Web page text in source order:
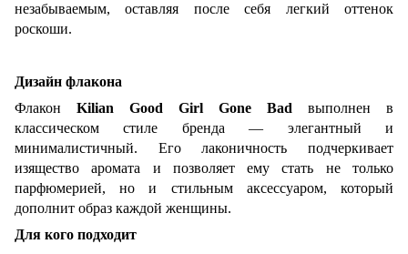
незабываемым, оставляя после себя легкий оттенок
роскоши.
Дизайн флакона
Флакон Kilian Good Girl Gone Bad выполнен в
классическом стиле бренда — элегантный и
минималистичный. Его лаконичность подчеркивает
изящество аромата и позволяет ему стать не только
парфюмерией, но и стильным аксессуаром, который
дополнит образ каждой женщины.
Для кого подходит